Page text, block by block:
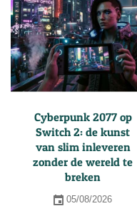
Cyberpunk 2077 op
Switch 2: de kunst
van slim inleveren
zonder de wereld te
breken
05/08/2026